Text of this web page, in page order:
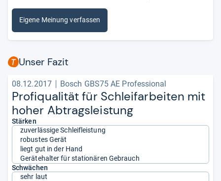
Eigene Meinung verfassen
Unser Fazit
08.12.2017 Bosch GBS75 AE Professional
Pro­fi­qua­li­tät für Schlei­f­ar­bei­ten mit
hoher Abtrags­leis­tung
Stärken
zuverlässige Schleifleistung
robustes Gerät
liegt gut in der Hand
Gerätehalter für stationären Gebrauch
Schwächen
sehr laut